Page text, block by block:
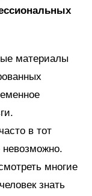
материалы
в тот
невозможно.
многие
знать